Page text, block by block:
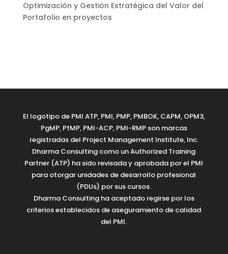
Optimización y Gestión Estratégica del Valor del
Portafolio en proyectos
El logotipo de PMI ATP, PMI, PMP, PMBOK, CAPM, OPM3,
PgMP, PfMP, PMI-ACP, PMI-RMP son marcas
registradas del Project Management Institute, Inc.
Dharma Consulting como un Authorized Training
Partner (ATP) ha sido revisada y aprobada por el PMI
para otorgar unidades de desarrollo profesional
(PDUs) por sus cursos.
Dharma Consulting ha aceptado regirse por los
criterios establecidos de aseguramiento de calidad
del PMI.